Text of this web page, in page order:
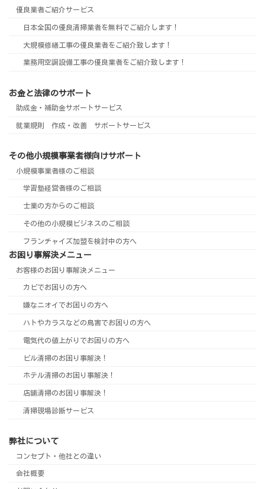
優良業者ご紹介サービス
日本全国の優良清掃業者を無料でご紹介します！
大規模修繕工事の優良業者をご紹介致します！
業務用空調設備工事の優良業者をご紹介致します！
お金と法律のサポート
助成金・補助金サポートサービス
就業規則 作成・改善 サポートサービス
その他小規模事業者様向けサポート
小規模事業者様のご相談
学習塾経営者様のご相談
士業の方からのご相談
その他の小規模ビジネスのご相談
フランチャイズ加盟を検討中の方へ
お困り事解決メニュー
お客様のお困り事解決メニュー
カビでお困りの方へ
嫌なニオイでお困りの方へ
ハトやカラスなどの鳥害でお困りの方へ
電気代の値上がりでお困りの方へ
ビル清掃のお困り事解決！
ホテル清掃のお困り事解決！
店舗清掃のお困り事解決！
清掃現場診断サービス
弊社について
コンセプト・他社との違い
会社概要